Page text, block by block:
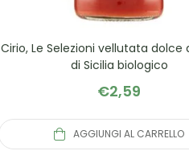
Cirio, Le Selezioni vellutata dolce
di Sicilia biologico
€2,59
AGGIUNGI AL CARRELLO